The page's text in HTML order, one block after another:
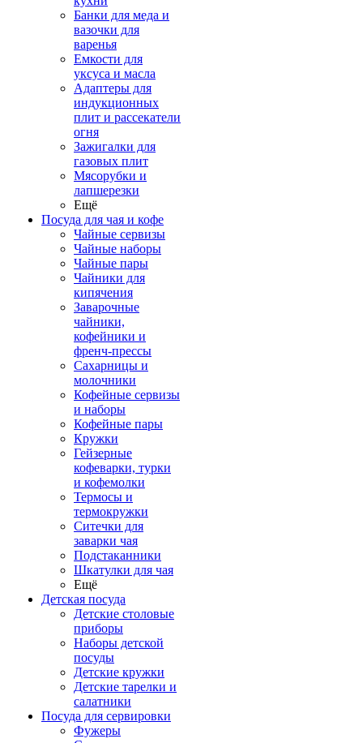
Банки для меда и
вазочки для
варенья
Емкости для
уксуса и масла
Адаптеры для
индукционных
плит и рассекатели
огня
Зажигалки для
газовых плит
Мясорубки и
лапшерезки
Ещё
Посуда для чая и кофе
Чайные сервизы
Чайные наборы
Чайные пары
Чайники для
кипячения
Заварочные
чайники,
кофейники и
френч-прессы
Сахарницы и
молочники
Кофейные сервизы
и наборы
Кофейные пары
Кружки
Гейзерные
кофеварки, турки
и кофемолки
Термосы и
термокружки
Ситечки для
заварки чая
Подстаканники
Шкатулки для чая
Ещё
Детская посуда
Детские столовые
приборы
Наборы детской
посуды
Детские кружки
Детские тарелки и
салатники
Посуда для сервировки
Фужеры